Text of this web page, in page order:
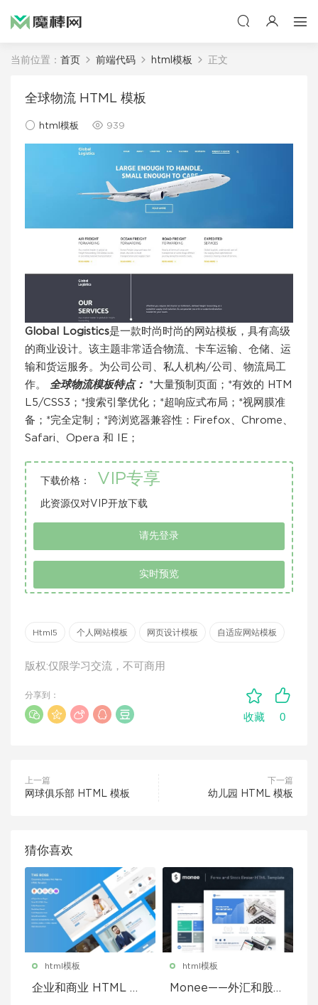
当前位置： 首页 前端代码 html模板 正文
全球物流 HTML 模板
html模板 939
Global Logistics是一款时尚时尚的网站模板，具有高级
的商业设计。该主题非常适合物流、卡车运输、仓储、运
输和货运服务。为公司公司、私人机构/公司、物流局工
作。 全球物流模板特点：
*大量预制页面；*有效的 HTM
L5/CSS3；*搜索引擎优化；*超响应式布局；*视网膜准
备；*完全定制；*跨浏览器兼容性：Firefox、Chrome、
Safari、Opera 和 IE；
下载价格： VIP专享
此资源仅对VIP开放下载
请先登录
实时预览
Html5 个人网站模板 网页设计模板 自适应网站模板
版权:仅限学习交流，不可商用
收藏 0
分享到：
上一篇
网球俱乐部 HTML 模板
下一篇
幼儿园 HTML 模板
猜你喜欢
html模板
企业和商业 HTML 模
html模板
Monee——外汇和股票